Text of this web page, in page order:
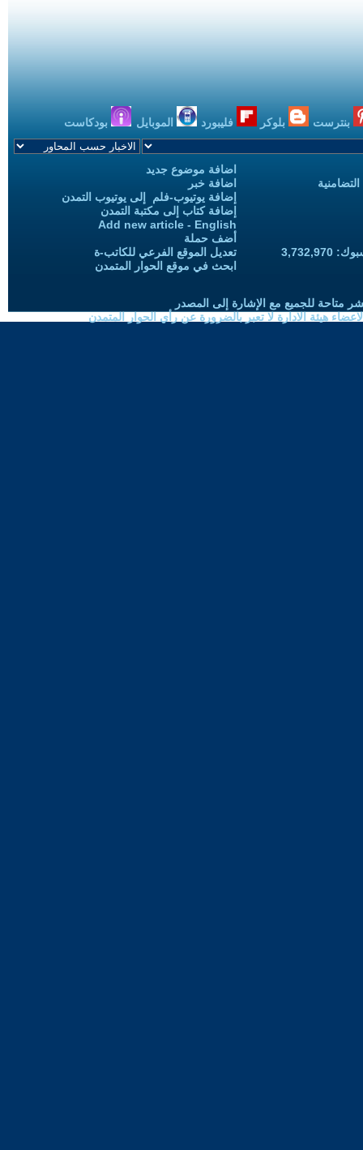
بنترست بلوكر فليبورد الموبايل بودكاست
اضافة موضوع جديد
اضافة خبر
إضافة يوتيوب-فلم إلى يوتيوب التمدن
إضافة كتاب إلى مكتبة التمدن
Add new article - English
أضف حملة
تعديل الموقع الفرعي للكاتب-ة
ابحث في موقع الحوار المتمدن
متاحة للجميع مع الإشارة إلى المصدر
هيئة الادارة لا تعبر بالضرورة عن رأي الحوار المتمدن